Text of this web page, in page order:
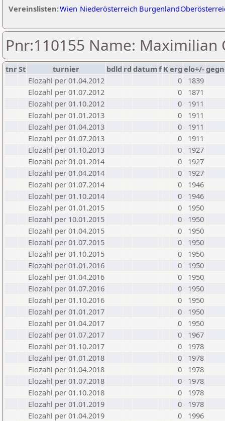
Vereinslisten:Wien Niederösterreich Burgenland
Pnr:110155 Name: Maximilian
tnrSt turnier bdld rd datumf Kerg elo+/-
Elozahl per 01.04.2012
0
1839
Elozahl per 01.07.2012
0
1871
Elozahl per 01.10.2012
0
1911
Elozahl per 01.01.2013
0
1911
Elozahl per 01.04.2013
0
1911
Elozahl per 01.07.2013
0
1911
Elozahl per 01.10.2013
0
1927
Elozahl per 01.01.2014
0
1927
Elozahl per 01.04.2014
0
1927
Elozahl per 01.07.2014
0
1946
Elozahl per 01.10.2014
0
1946
Elozahl per 01.01.2015
0
1950
Elozahl per 10.01.2015
0
1950
Elozahl per 01.04.2015
0
1950
Elozahl per 01.07.2015
0
1950
Elozahl per 01.10.2015
0
1950
Elozahl per 01.01.2016
0
1950
Elozahl per 01.04.2016
0
1950
Elozahl per 01.07.2016
0
1950
Elozahl per 01.10.2016
0
1950
Elozahl per 01.01.2017
0
1950
Elozahl per 01.04.2017
0
1950
Elozahl per 01.07.2017
0
1967
Elozahl per 01.10.2017
0
1978
Elozahl per 01.01.2018
0
1978
Elozahl per 01.04.2018
0
1978
Elozahl per 01.07.2018
0
1978
Elozahl per 01.10.2018
0
1978
Elozahl per 01.01.2019
0
1978
Elozahl per 01.04.2019
0
1996